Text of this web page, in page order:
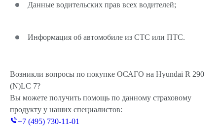
Данные водительских прав всех водителей;
Информация об автомобиле из СТС или ПТС.
Возникли вопросы по покупке ОСАГО на Hyundai R 290
(N)LC 7?
Вы можете получить помощь по данному страховому
продукту у наших специалистов:
+7 (495) 730-11-01